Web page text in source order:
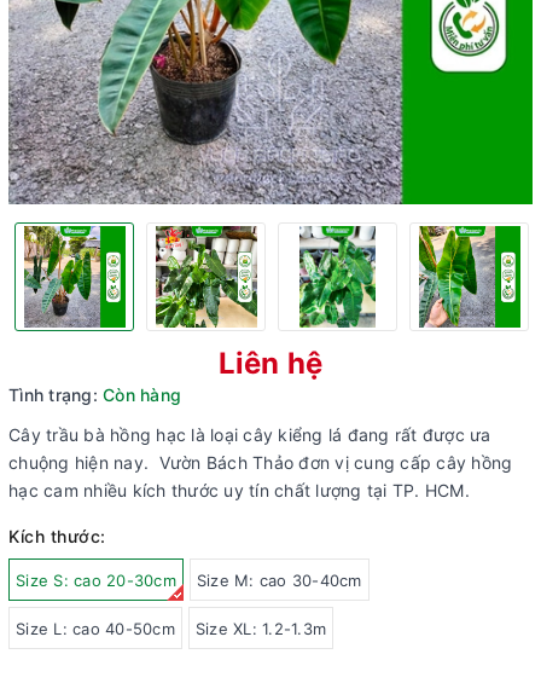
Liên hệ
Tình trạng: Còn hàng
Cây trầu bà hồng hạc là loại cây kiểng lá đang rất được ưa
chuộng hiện nay. Vườn Bách Thảo đơn vị cung cấp cây hồng
hạc cam nhiều kích thước uy tín chất lượng tại TP. HCM.
Kích thước:
Size S: cao 20-30cm Size M: cao 30-40cm
Size L: cao 40-50cm Size XL: 1.2-1.3m